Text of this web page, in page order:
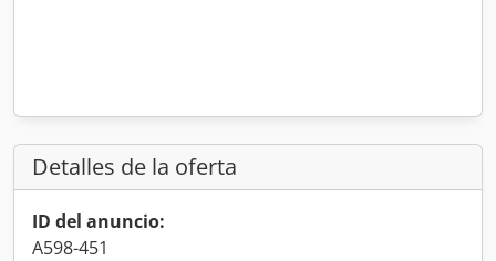
Detalles de la oferta
ID del anuncio:
A598-451